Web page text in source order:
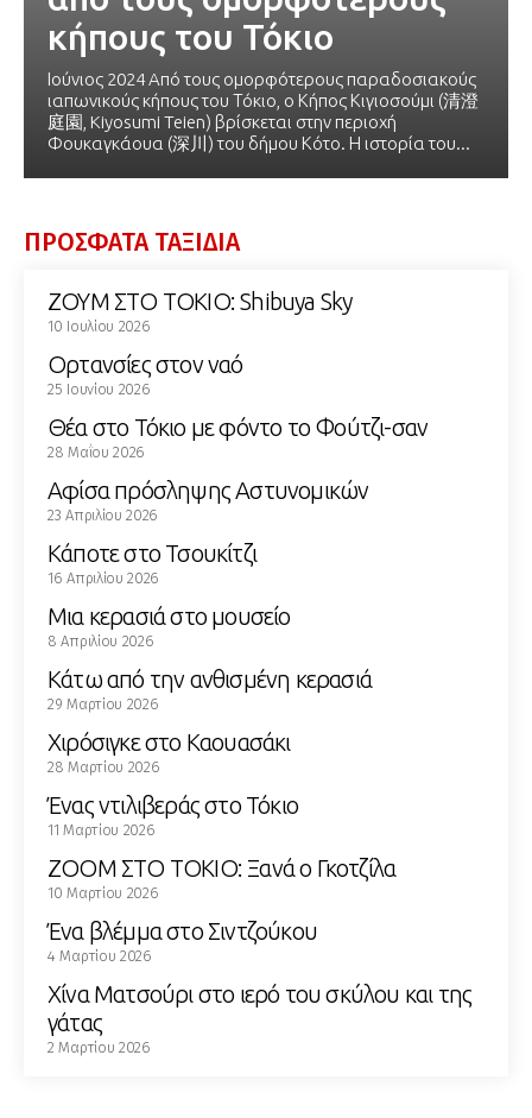
κήπους του Τόκιο
Ιούνιος 2024 Aπό τους ομορφότερους παραδοσιακούς
ιαπωνικούς κήπους του Τόκιο, o Κήπος Κιγιοσούμι (清澄
庭園, Kiyosumi Teien) βρίσκεται στην περιοχή
Φουκαγκάουα (深川) του δήμου Κότο. Η ιστορία του...
ΠΡΟΣΦΑΤΑ ΤΑΞΙΔΙΑ
ΖΟΥΜ ΣΤΟ ΤΟΚΙΟ: Shibuya Sky
10 Ιουλίου 2026
Ορτανσίες στον ναό
25 Ιουνίου 2026
Θέα στο Τόκιο με φόντο το Φούτζι-σαν
28 Μαΐου 2026
Αφίσα πρόσληψης Αστυνομικών
23 Απριλίου 2026
Κάποτε στο Τσουκίτζι
16 Απριλίου 2026
Μια κερασιά στο μουσείο
8 Απριλίου 2026
Κάτω από την ανθισμένη κερασιά
29 Μαρτίου 2026
Χιρόσιγκε στο Καουασάκι
28 Μαρτίου 2026
Ένας ντιλιβεράς στο Τόκιο
11 Μαρτίου 2026
ZOOM ΣΤΟ ΤΟΚΙΟ: Ξανά ο Γκοτζίλα
10 Μαρτίου 2026
Ένα βλέμμα στο Σιντζούκου
4 Μαρτίου 2026
Χίνα Ματσούρι στο ιερό του σκύλου και της
γάτας
2 Μαρτίου 2026